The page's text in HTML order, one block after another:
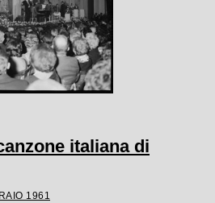
italiana di
1961